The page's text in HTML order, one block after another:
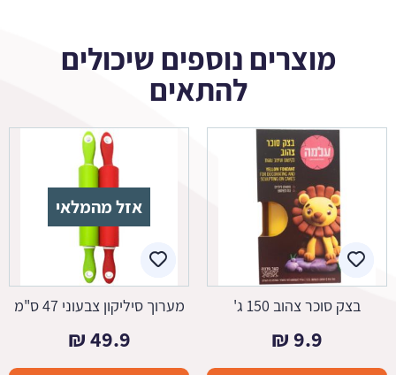
מוצרים נוספים שיכולים
להתאים
בצק סוכר צהוב 150 ג'
9.9
₪
אזל מהמלאי
מערוך סיליקון צבעוני 47 ס"מ
49.9
₪